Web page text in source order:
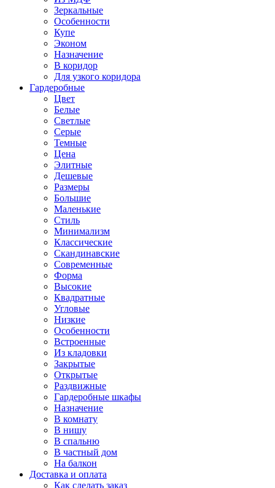
Зеркальные
Особенности
Купе
Эконом
Назначение
В коридор
Для узкого коридора
Гардеробные
Цвет
Белые
Светлые
Серые
Темные
Цена
Элитные
Дешевые
Размеры
Большие
Маленькие
Стиль
Минимализм
Классические
Скандинавские
Современные
Форма
Высокие
Квадратные
Угловые
Низкие
Особенности
Встроенные
Из кладовки
Закрытые
Открытые
Раздвижные
Гардеробные шкафы
Назначение
В комнату
В нишу
В спальню
В частный дом
На балкон
Доставка и оплата
Как сделать заказ